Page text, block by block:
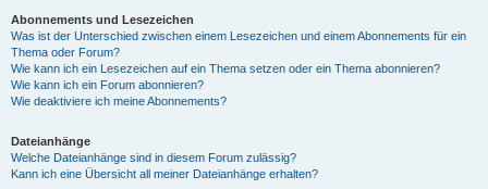
Abonnements und Lesezeichen
Was ist der Unterschied zwischen einem Lesezeichen und einem Abonnements für ein
Thema oder Forum?
Wie kann ich ein Lesezeichen auf ein Thema setzen oder ein Thema abonnieren?
Wie kann ich ein Forum abonnieren?
Wie deaktiviere ich meine Abonnements?
Dateianhänge
Welche Dateianhänge sind in diesem Forum zulässig?
Kann ich eine Übersicht all meiner Dateianhänge erhalten?